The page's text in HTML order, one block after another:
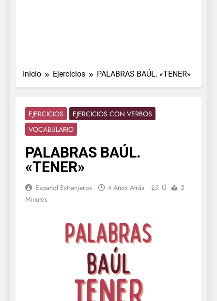
Inicio Ejercicios PALABRAS BAÚL. «TENER»
EJERCICIOS
EJERCICIOS CON VERBOS
VOCABULARIO
PALABRAS BAÚL.
«TENER»
Español Extranjeros 4 Años Atrás 0
2
Minutos